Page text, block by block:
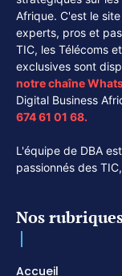
Afrique. C'est le
experts, pros et
TIC, les Télécoms
exclusives sont
notre chaîne
Digital Business
674 61 01 68.
L'équipe de DBA
passionnés des
Nos
Accueil